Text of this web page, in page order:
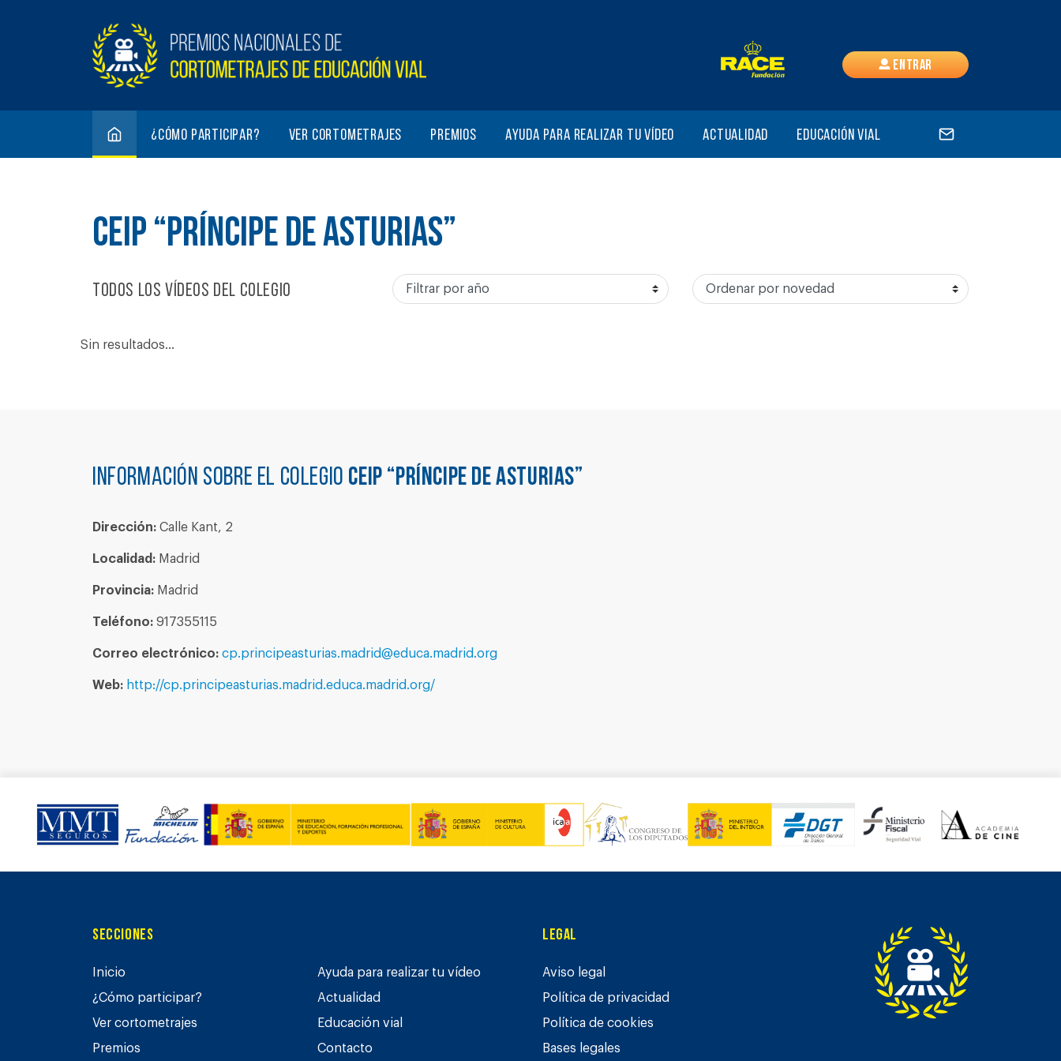
Entrar
¿Cómo participar? Ver cortometrajes Premios Ayuda para realizar tu vídeo Actualidad Educación vial
CEIP “PRÍNCIPE DE ASTURIAS”
Todos los vídeos del colegio
Sin resultados...
Información sobre el colegio CEIP “PRÍNCIPE DE ASTURIAS”
Dirección: Calle Kant, 2
Localidad: Madrid
Provincia: Madrid
Teléfono: 917355115
Correo electrónico: cp.principeasturias.madrid@educa.madrid.org
Web: http://cp.principeasturias.madrid.educa.madrid.org/
Secciones
Inicio
¿Cómo participar?
Ver cortometrajes
Premios
Ayuda para realizar tu vídeo
Actualidad
Educación vial
Contacto
Legal
Aviso legal
Política de privacidad
Política de cookies
Bases legales